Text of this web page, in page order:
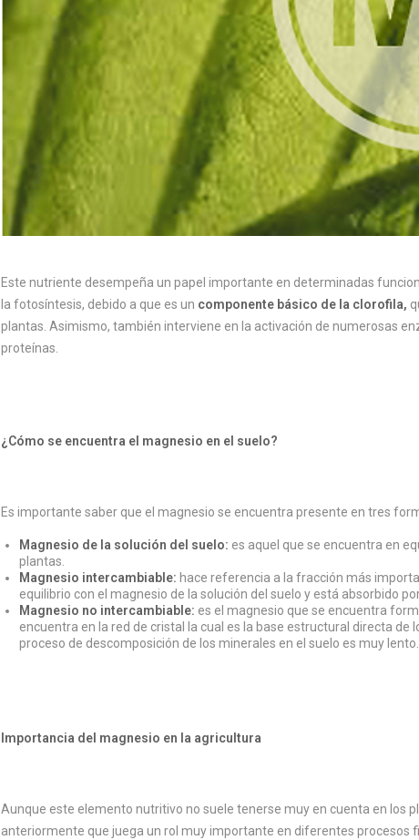
Este nutriente desempeña un papel importante en determinadas
la fotosíntesis, debido a que es un componente básico de la clorofila,
plantas. Asimismo, también interviene en la activación de numerosas
proteínas.
¿Cómo se encuentra el magnesio en el suelo?
Es importante saber que el magnesio se encuentra presente en tres
Magnesio de la solución del suelo: es aquel que se encuentra en
plantas.
Magnesio intercambiable: hace referencia a la fracción más
equilibrio con el magnesio de la solución del suelo y está absorbido
Magnesio no intercambiable: es el magnesio que se encuentra
encuentra en la red de cristal la cual es la base estructural directa de
proceso de descomposición de los minerales en el suelo es muy lento.
Importancia del magnesio en la agricultura
Aunque este elemento nutritivo no suele tenerse muy en cuenta en los
anteriormente que juega un rol muy importante en diferentes procesos